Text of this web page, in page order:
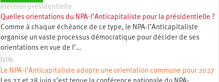
élection présidentielle
Quelles orientations du NPA-l’Anticapitaliste pour la présidentielle ?
Comme à chaque échéance de ce type, le NPA-l’Anticapitaliste
organise un vaste processus démocratique pour décider de ses
orientations en vue de l’…
NPA
Le NPA-l’Anticapitaliste adopte une orientation commune pour 2027